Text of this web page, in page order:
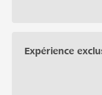
Expérience